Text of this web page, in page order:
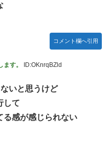
コメント欄へ引用
す。 ID:OKnrqBZld
いと思うけど
して
る感が感じられない